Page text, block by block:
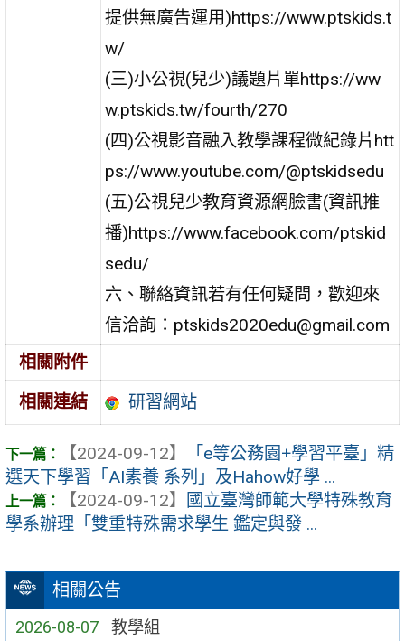
相關公告
2026-08-07 教學組
提供無廣告運用)https://www.ptskids.t
w/
(三)小公視(兒少)議題片單https://ww
w.ptskids.tw/fourth/270
(四)公視影音融入教學課程微紀錄片htt
ps://www.youtube.com/@ptskidsedu
(五)公視兒少教育資源網臉書(資訊推
播)https://www.facebook.com/ptskid
sedu/
六、聯絡資訊若有任何疑問，歡迎來
信洽詢：ptskids2020edu@gmail.com
相關附件
相關連結
研習網站
【2024-09-12】
「e等公務園+學習平臺」精
選天下學習「AI素養 系列」及Hahow好學 ...
【2024-09-12】
國立臺灣師範大學特殊教育
學系辦理「雙重特殊需求學生 鑑定與發 ...